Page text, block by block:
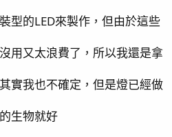
型的LED來製作，但由於這些
用又太浪費了，所以我還是拿
實我也不確定，但是燈已經做
生物就好